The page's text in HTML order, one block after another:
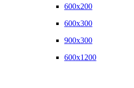
600x200
600x300
900x300
600x1200